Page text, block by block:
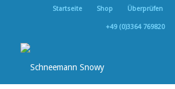
Startseite Shop Überprüfen
+49 (0)3364 769820